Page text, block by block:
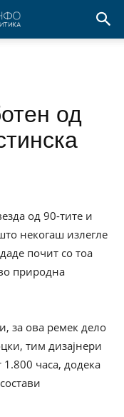
од
од 90-тите и
некогаш излегле
почит со тоа
природна
за ова ремек дело
тим дизајнери
часа, додека